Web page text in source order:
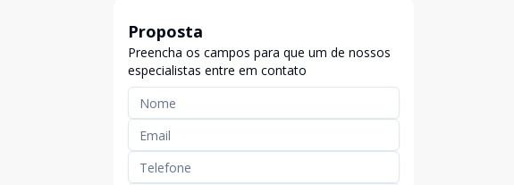
Proposta
Preencha os campos para que um de nossos
especialistas entre em contato